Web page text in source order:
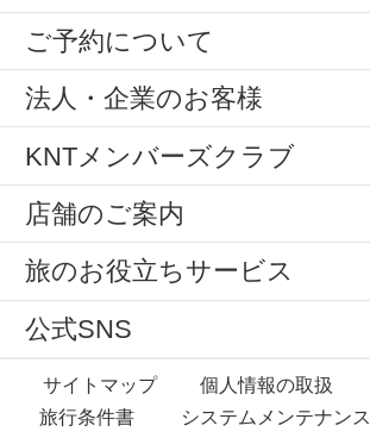
ご予約について
法人・企業のお客様
KNTメンバーズクラブ
店舗のご案内
旅のお役立ちサービス
公式SNS
サイトマップ 個人情報の取扱
旅行条件書
システムメンテナンス